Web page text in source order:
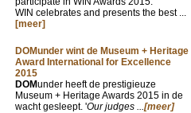
WIN celebrates and presents the best ...
[meer]
DOMunder wint de Museum + Heritage
Award International for Excellence
2015
DOMunder heeft de prestigieuze
Museum + Heritage Awards 2015 in de
wacht gesleept. 'Our judges ...[meer]